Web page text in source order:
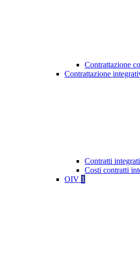
Contrattazione
Contrattazione
Contratti
Costi contratti
OIV 1